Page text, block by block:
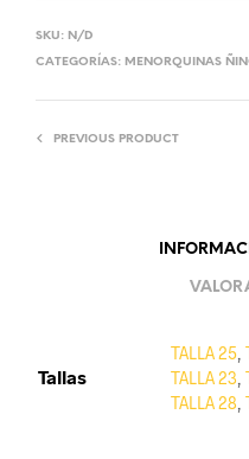
SKU: N/D
CATEGORÍAS: MENORQUINAS
PREVIOUS PRODUCT
Tallas
TALLA 25
TALLA 23
TALLA 28